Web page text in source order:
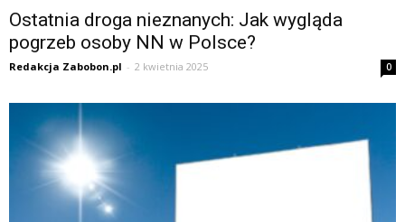
Ostatnia droga nieznanych: Jak wygląda
pogrzeb osoby NN w Polsce?
Redakcja Zabobon.pl - 2 kwietnia 2025 0